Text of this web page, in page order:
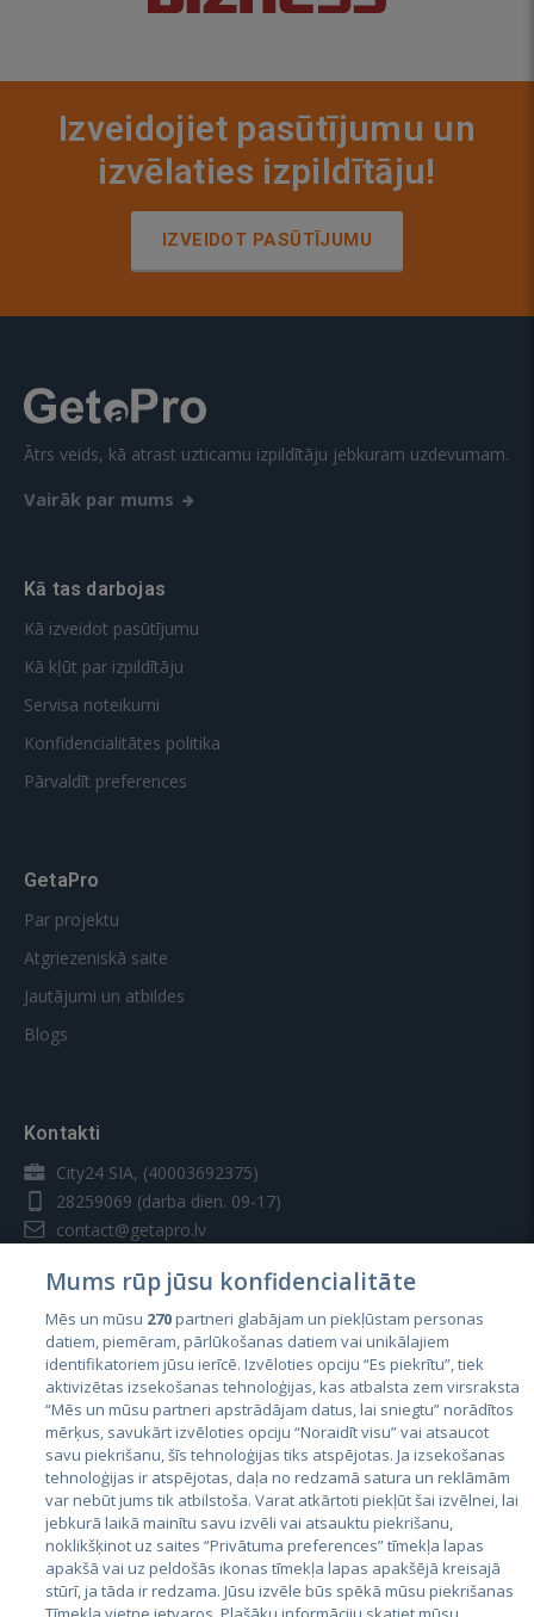
Izveidojiet pasūtījumu un
izvēlaties izpildītāju!
IZVEIDOT PASŪTĪJUMU
Ātrs veids, kā atrast uzticamu izpildītāju jebkuram uzdevumam.
Vairāk par mums
Kā tas darbojas
Kā izveidot pasūtījumu
Kā kļūt par izpildītāju
Servisa noteikumi
Konfidencialitātes politika
Pārvaldīt preferences
GetaPro
Par projektu
Atgriezeniskā saite
Jautājumi un atbildes
Blogs
Kontakti
City24 SIA, (40003692375)
28259069 (darba dien. 09-17)
contact@getapro.lv
Valstis
Igaunija
Latvija
Lietuva
Mums rūp jūsu konfidencialitāte
Mēs un mūsu 270partneri glabājam un piekļūstam personas
datiem, piemēram, pārlūkošanas datiem vai unikālajiem
identifikatoriem jūsu ierīcē. Izvēloties opciju “Es piekrītu”, tiek
aktivizētas izsekošanas tehnoloģijas, kas atbalsta zem virsraksta
“Mēs un mūsu partneri apstrādājam datus, lai sniegtu” norādītos
mērķus, savukārt izvēloties opciju “Noraidīt visu” vai atsaucot
savu piekrišanu, šīs tehnoloģijas tiks atspējotas. Ja izsekošanas
tehnoloģijas ir atspējotas, daļa no redzamā satura un reklāmām
var nebūt jums tik atbilstoša. Varat atkārtoti piekļūt šai izvēlnei, lai
jebkurā laikā mainītu savu izvēli vai atsauktu piekrišanu,
noklikšķinot uz saites “Privātuma preferences” tīmekļa lapas
apakšā vai uz peldošās ikonas tīmekļa lapas apakšējā kreisajā
stūrī, ja tāda ir redzama. Jūsu izvēle būs spēkā mūsu piekrišanas